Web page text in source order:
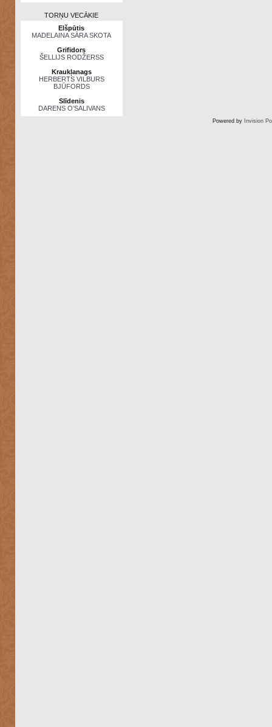
TORŅU VECĀKIE
Elšpūtis
MADELAINA SĀRA SKOTA
Grifidors
ŠELLIJS RODŽERSS
Kraukļanags
HERBERTS VILBURS
BJŪFORDS
Slīdenis
DARENS O’SALIVANS
Powered by Invision